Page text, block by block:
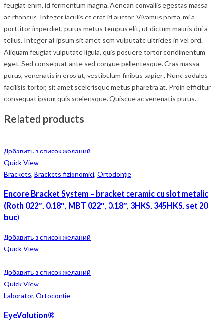
feugiat enim, id fermentum magna. Aenean convallis egestas massa
ac rhoncus. Integer iaculis et erat id auctor. Vivamus porta, mi a
porttitor imperdiet, purus metus tempus elit, ut dictum mauris dui a
tellus. Integer at ipsum sit amet sem vulputate ultricies in vel orci.
Aliquam feugiat vulputate ligula, quis posuere tortor condimentum
eget. Sed consequat ante sed congue pellentesque. Cras massa
purus, venenatis in eros at, vestibulum finibus sapien. Nunc sodales
facilisis tortor, sit amet scelerisque metus pharetra at. Proin efficitur
consequat ipsum quis scelerisque. Quisque ac venenatis purus.
Related products
Добавить в список желаний
Quick View
Brackets, Brackets fizionomici, Ortodonție
Encore Bracket System – bracket ceramic cu slot metalic
(Roth 022″, 0.18″, MBT 022″, 0.18″, 3HKS, 345HKS, set 20
buc)
Добавить в список желаний
Quick View
Добавить в список желаний
Quick View
Laborator, Ortodonție
EyeVolution®